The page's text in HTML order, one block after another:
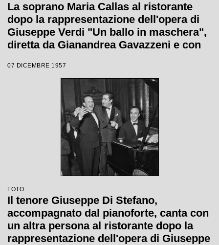
La soprano Maria Callas al ristorante
dopo la rappresentazione dell'opera di
Giuseppe Verdi "Un ballo in maschera",
diretta da Gianandrea Gavazzeni e con
quale è stata inaugurata la stagione
lirica 1957-1958 del Teatro alla Scala
07 DICEMBRE 1957
FOTO
Il tenore Giuseppe Di Stefano,
accompagnato dal pianoforte, canta con
un altra persona al ristorante dopo la
rappresentazione dell'opera di Giuseppe